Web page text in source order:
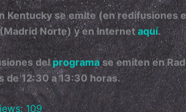
Kentuckyse emite (en redifusiones
Norte) y en Internet aquí.
delprogramase emiten en
de 12:30 a 13:30 horas.
109